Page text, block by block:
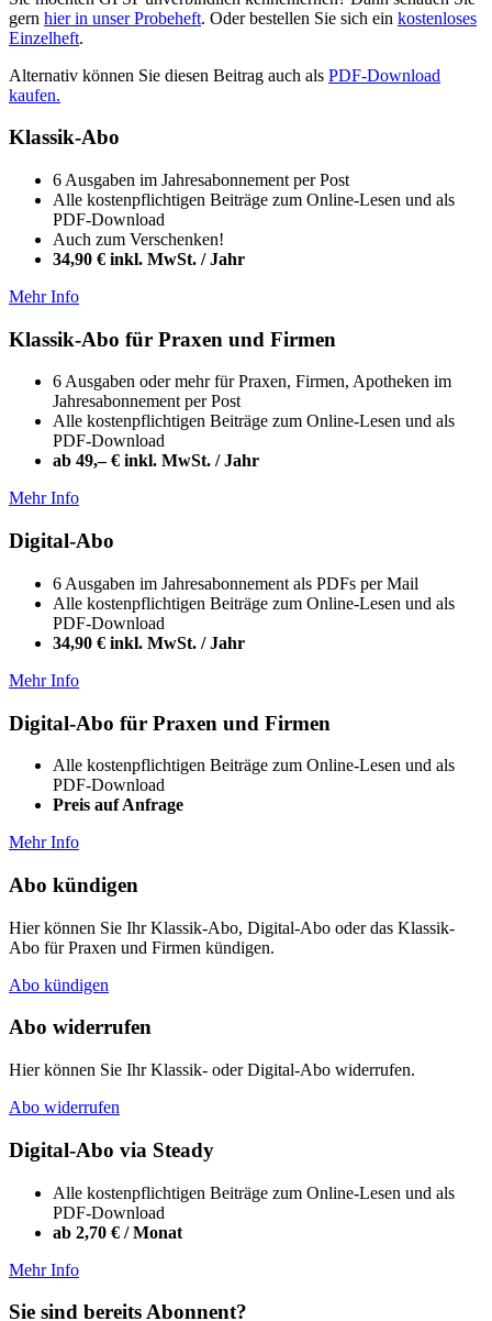
gern hier in unser Probeheft. Oder bestellen Sie sich ein kostenloses
Einzelheft.
Alternativ können Sie diesen Beitrag auch als PDF-Download
kaufen.
Klassik-Abo
6 Ausgaben im Jahresabonnement per Post
Alle kostenpflichtigen Beiträge zum Online-Lesen und als
PDF-Download
Auch zum Verschenken!
34,90 € inkl. MwSt. / Jahr
Mehr Info
Klassik-Abo für Praxen und Firmen
6 Ausgaben oder mehr für Praxen, Firmen, Apotheken im
Jahresabonnement per Post
Alle kostenpflichtigen Beiträge zum Online-Lesen und als
PDF-Download
ab 49,– € inkl. MwSt. / Jahr
Mehr Info
Digital-Abo
6 Ausgaben im Jahresabonnement als PDFs per Mail
Alle kostenpflichtigen Beiträge zum Online-Lesen und als
PDF-Download
34,90 € inkl. MwSt. / Jahr
Mehr Info
Digital-Abo für Praxen und Firmen
Alle kostenpflichtigen Beiträge zum Online-Lesen und als
PDF-Download
Preis auf Anfrage
Mehr Info
Abo kündigen
Hier können Sie Ihr Klassik-Abo, Digital-Abo oder das Klassik-
Abo für Praxen und Firmen kündigen.
Abo kündigen
Abo widerrufen
Hier können Sie Ihr Klassik- oder Digital-Abo widerrufen.
Abo widerrufen
Digital-Abo via Steady
Alle kostenpflichtigen Beiträge zum Online-Lesen und als
PDF-Download
ab 2,70 € / Monat
Mehr Info
Sie sind bereits Abonnent?